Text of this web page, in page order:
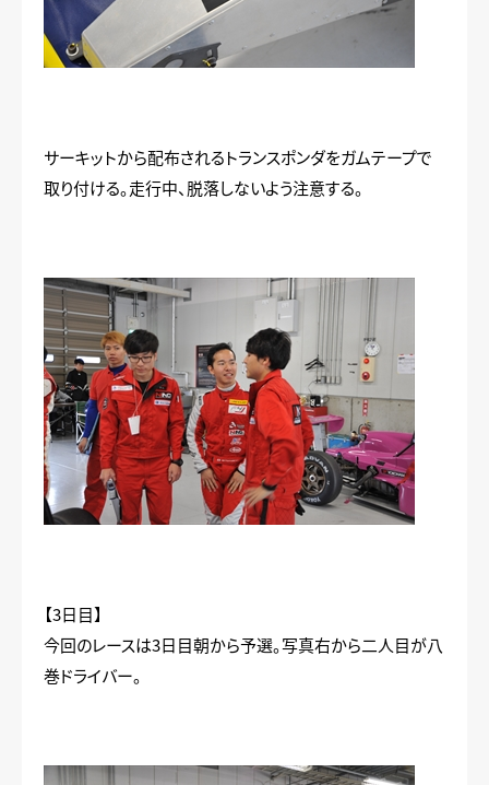
サーキットから配布されるトランスポンダをガムテープで
取り付ける。走行中、脱落しないよう注意する。
【3日目】
今回のレースは3日目朝から予選。写真右から二人目が八
巻ドライバー。